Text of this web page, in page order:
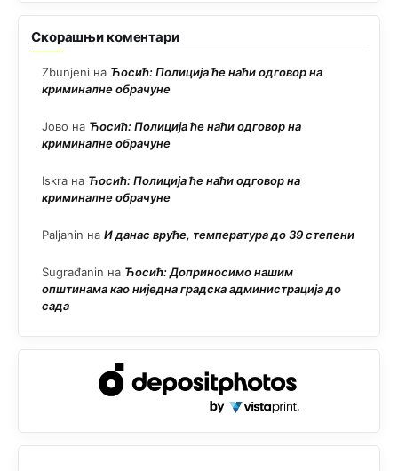
Скорашњи коментари
Zbunjeni на Ћосић: Полиција ће наћи одговор на
криминалне обрачуне
Јово на Ћосић: Полиција ће наћи одговор на
криминалне обрачуне
Iskra на Ћосић: Полиција ће наћи одговор на
криминалне обрачуне
Paljanin на И данас вруће, температура до 39 степени
Sugrađanin на Ћосић: Доприносимо нашим
општинама као ниједна градска администрација до
сада